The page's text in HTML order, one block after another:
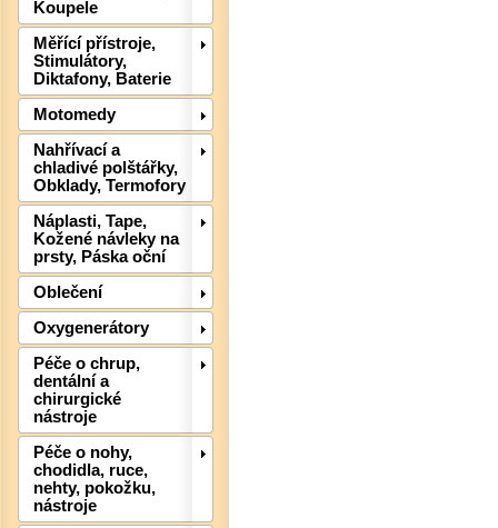
Koupele
Měřící přístroje,
Stimulátory,
Diktafony, Baterie
Motomedy
Nahřívací a
chladivé polštářky,
Obklady, Termofory
Náplasti, Tape,
Kožené návleky na
prsty, Páska oční
Oblečení
Oxygenerátory
Péče o chrup,
dentální a
chirurgické
nástroje
Péče o nohy,
chodidla, ruce,
nehty, pokožku,
nástroje